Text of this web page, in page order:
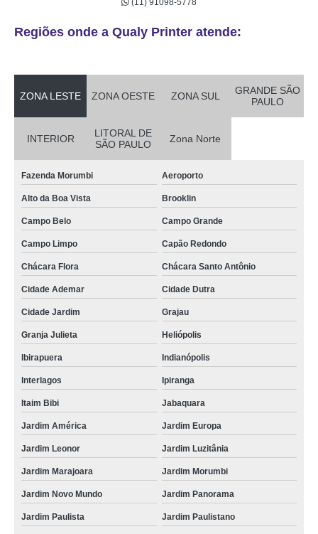
(11) 91098-5778
Regiões onde a Qualy Printer atende:
ZONA LESTE ZONA OESTE ZONA SUL
GRANDE SÃO
PAULO
INTERIOR
LITORAL DE
SÃO PAULO
Zona Norte
Fazenda Morumbi Aeroporto
Alto da Boa Vista Brooklin
Campo Belo Campo Grande
Campo Limpo Capão Redondo
Chácara Flora Chácara Santo Antônio
Cidade Ademar Cidade Dutra
Cidade Jardim Grajau
Granja Julieta Heliópolis
Ibirapuera Indianópolis
Interlagos Ipiranga
Itaim Bibi Jabaquara
Jardim América Jardim Europa
Jardim Leonor Jardim Luzitânia
Jardim Marajoara Jardim Morumbi
Jardim Novo Mundo Jardim Panorama
Jardim Paulista Jardim Paulistano